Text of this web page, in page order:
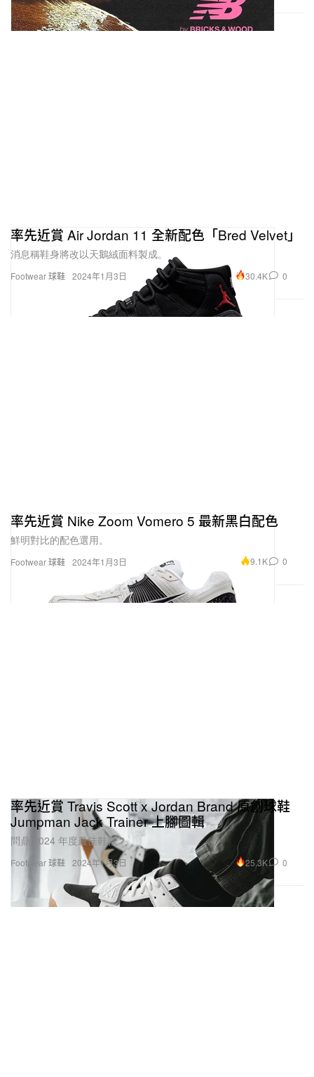
Footwear 球鞋
率先近賞 Air Jordan 11 全新配色「Bred Velvet」
消息稱鞋身將改以天鵝絨面料製成。
2024年1月3日 30.4K 0
Footwear 球鞋
率先近賞 Nike Zoom Vomero 5 最新黑白配色
鮮明對比的配色選用。
2024年1月3日 9.1K 0
Footwear 球鞋
率先近賞 Travis Scott x Jordan Brand 原創球鞋
Jumpman Jack Trainer 上腳圖輯
問鼎 2024 年度最佳鞋款？
2024年1月3日 25.3K 0